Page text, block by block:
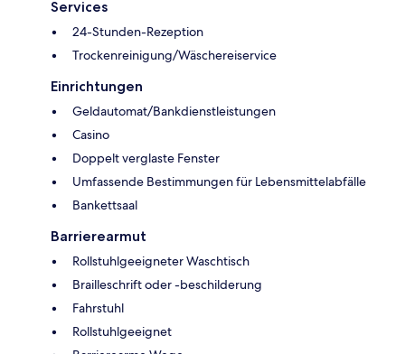
Services
24-Stunden-Rezeption
Trockenreinigung/Wäschereiservice
Einrichtungen
Geldautomat/Bankdienstleistungen
Casino
Doppelt verglaste Fenster
Umfassende Bestimmungen für Lebensmittelabfälle
Bankettsaal
Barrierearmut
Rollstuhlgeeigneter Waschtisch
Brailleschrift oder -beschilderung
Fahrstuhl
Rollstuhlgeeignet